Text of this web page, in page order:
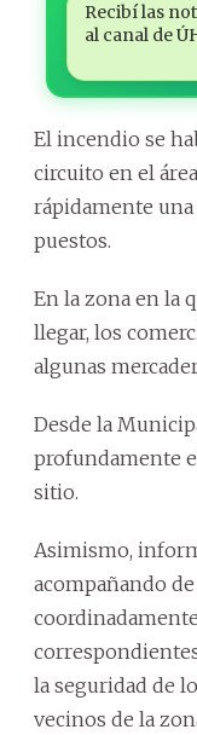
Recibí las
al canal de
El incendio se
circuito en el
rápidamente
puestos.
En la zona en la
llegar, los
algunas
Desde la
profundamente
sitio.
Asimismo,
acompañando
la seguridad de
vecinos de la